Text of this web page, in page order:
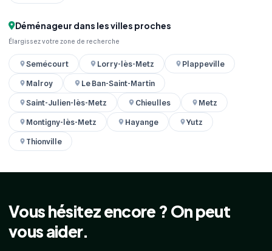
Déménageur dans les villes proches
Élargissez votre zone de recherche
Semécourt Lorry-lès-Metz
Plappeville
Malroy
Le Ban-Saint-Martin
Saint-Julien-lès-Metz
Chieulles
Metz
Montigny-lès-Metz
Hayange
Yutz
Thionville
Vous hésitez encore ? On peut
vous aider.